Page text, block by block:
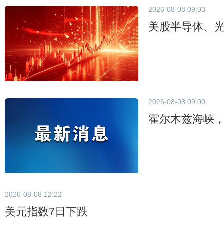
2026-08-08 09:03
美股半导体、
2026-08-08 09:00
霍尔木兹海峡
2026-08-08 12:22
美元指数7日下跌